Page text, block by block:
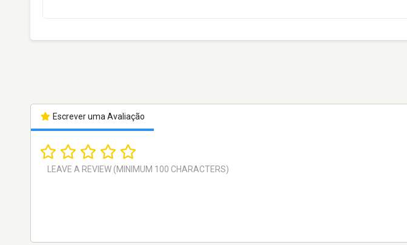
Escrever uma Avaliação